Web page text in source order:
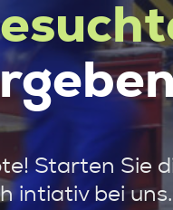
Starten Sie
intiativ bei uns.